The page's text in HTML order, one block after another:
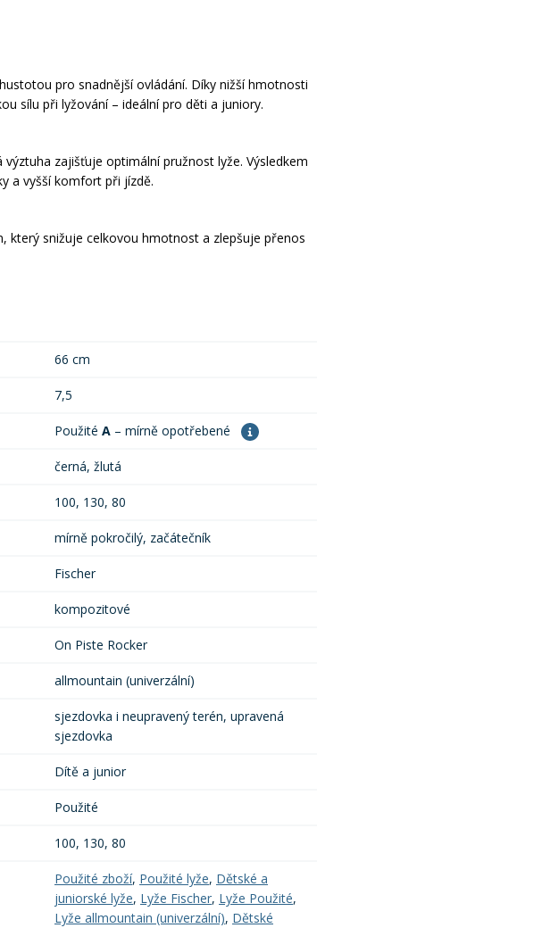
pro snadnější ovládání. Díky nižší hmotnosti
sílu při lyžování – ideální pro děti a juniory.
výztuha zajišťuje optimální pružnost lyže. Výsledkem
a vyšší komfort při jízdě.
který snižuje celkovou hmotnost a zlepšuje přenos
66 cm
7,5
Použité A – mírně opotřebené
černá, žlutá
100, 130, 80
mírně pokročilý, začátečník
Fischer
kompozitové
On Piste Rocker
allmountain (univerzální)
sjezdovka i neupravený terén, upravená
sjezdovka
Dítě a junior
Použité
100, 130, 80
Použité zboží, Použité lyže, Dětské a
juniorské lyže, Lyže Fischer, Lyže Použité,
Lyže allmountain (univerzální), Dětské